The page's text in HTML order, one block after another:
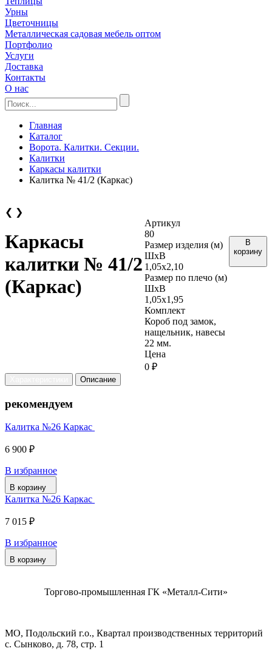
Урны
Цветочницы
Металлическая садовая мебель оптом
Портфолио
Услуги
Доставка
Контакты
О нас
Главная
Каталог
Ворота. Калитки. Секции.
Калитки
Каркасы калитки
Калитка № 41/2 (Каркас)
❮ ❯
Каркасы
калитки № 41/2
(Каркас)
Артикул
80
Размер изделия (м)
ШхВ
1,05х2,10
Размер по плечо (м)
ШхВ
1,05х1,95
Комплект
Короб под замок,
нащельник, навесы
22 мм.
Цена
0 ₽
В
корзину
Описание
рекомендуем
Калитка №26 Каркас
6 900 ₽
В избранное
В корзину
Калитка №26 Каркас
7 015 ₽
В избранное
В корзину
Торгово-промышленная ГК «Металл-Сити»
МО, Подольский г.о., Квартал производственных территорий
с. Сынково, д. 78, стр. 1